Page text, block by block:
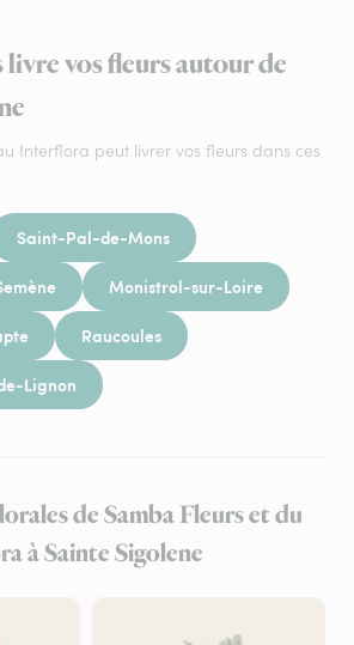
livre vos fleurs autour de
Interflora peut livrer vos fleurs dans ces
Saint-Pal-de-Mons
Monistrol-sur-Loire
Raucoules
Lignon
de Samba Fleurs et du
à Sainte Sigolene